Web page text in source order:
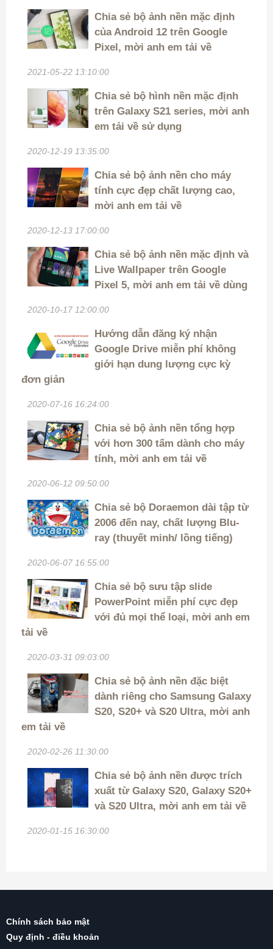
Chia sẻ bộ ảnh nền mặc định
của Android 12 trên Google
Pixel, mời anh em tải về
2021-05-22 13:10:00
Chia sẻ bộ hình nền mặc định
trên Galaxy S21 series, mời anh
em tải về sử dụng
2020-12-19 13:35:00
Chia sẻ bộ ảnh nền cho máy
tính cực đẹp chất lượng cao,
mời anh em tải về
2020-12-13 17:00:00
Chia sẻ bộ ảnh nền mặc định và
Live Wallpaper trên Google
Pixel 5, mời anh em tải về dùng
2020-10-17 12:00:00
Hướng dẫn đăng ký nhận
Google Drive miễn phí không
giới hạn dung lượng cực kỳ
đơn giản
2020-07-16 16:24:00
Chia sẻ bộ ảnh nền tổng hợp
với hơn 300 tấm dành cho máy
tính, mời anh em tải về
2020-06-12 09:50:00
Chia sẻ bộ Doraemon dài tập từ
2006 đến nay, chất lượng Blu-
ray (thuyết minh/ lồng tiếng)
2020-06-07 16:55:00
Chia sẻ bộ sưu tập slide
PowerPoint miễn phí cực đẹp
với đủ mọi thể loại, mời anh em
tải về
2020-03-31 09:03:00
Chia sẻ bộ ảnh nền đặc biệt
dành riêng cho Samsung Galaxy
S20, S20+ và S20 Ultra, mời anh
em tải về
2020-02-26 11:30:00
Chia sẻ bộ ảnh nền được trích
xuất từ Galaxy S20, Galaxy S20+
và S20 Ultra, mời anh em tải về
2020-01-15 16:30:00
Chính sách bảo mật
Quy định - điều khoản